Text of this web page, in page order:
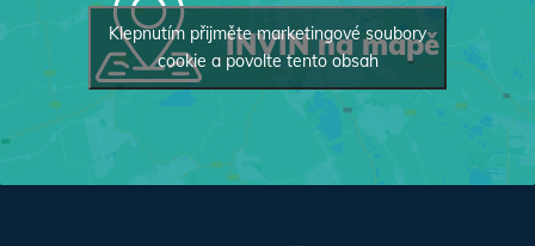
INVIN na mapě
Klepnutím přijměte marketingové soubory
cookie a povolte tento obsah